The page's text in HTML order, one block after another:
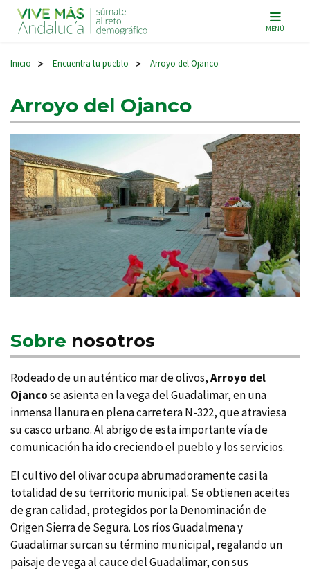
Navegación principal MENÚ
Inicio > Encuentra tu pueblo > Arroyo del Ojanco
Arroyo del Ojanco
Sobre nosotros
Rodeado de un auténtico mar de olivos,Arroyo del
Ojancose asienta en la vega del Guadalimar, en una
inmensa llanura en plena carretera N-322, que atraviesa
su casco urbano. Al abrigo de esta importante vía de
comunicación ha ido creciendo el pueblo y los servicios.
El cultivo del olivar ocupa abrumadoramente casi la
totalidad de su territorio municipal. Se obtienen aceites
de gran calidad, protegidos por la Denominación de
Origen Sierra de Segura. Los ríos Guadalmena y
Guadalimar surcan su término municipal, regalando un
paisaje de vega al cauce del Guadalimar, con sus